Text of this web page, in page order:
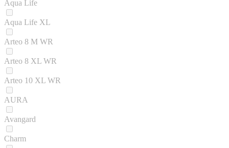
Aqua Life
Aqua Life XL
Arteo 8 M WR
Arteo 8 XL WR
Arteo 10 XL WR
AURA
Avangard
Charm